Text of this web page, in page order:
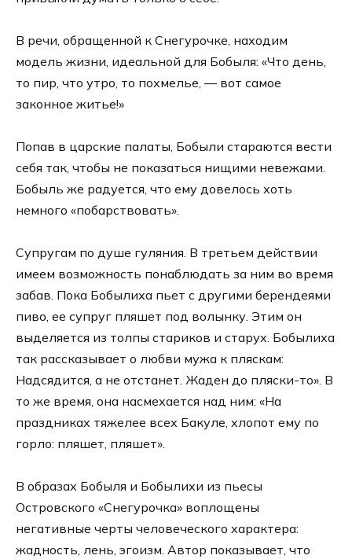
В речи, обращенной к Снегурочке, находим
модель жизни, идеальной для Бобыля: «Что день,
то пир, что утро, то похмелье, — вот самое
законное житье!»
Попав в царские палаты, Бобыли стараются вести
себя так, чтобы не показаться нищими невежами.
Бобыль же радуется, что ему довелось хоть
немного «побарствовать».
Супругам по душе гуляния. В третьем действии
имеем возможность понаблюдать за ним во время
забав. Пока Бобылиха пьет с другими берендеями
пиво, ее супруг пляшет под волынку. Этим он
выделяется из толпы стариков и старух. Бобылиха
так рассказывает о любви мужа к пляскам:
Надсядится, а не отстанет. Жаден до пляски-то». В
то же время, она насмехается над ним: «На
праздниках тяжелее всех Бакуле, хлопот ему по
горло: пляшет, пляшет».
В образах Бобыля и Бобылихи из пьесы
Островского «Снегурочка» воплощены
негативные черты человеческого характера:
жадность, лень, эгоизм. Автор показывает, что